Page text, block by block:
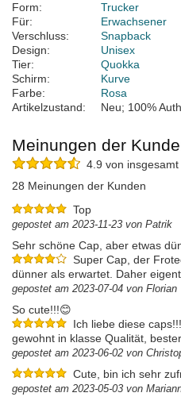
Form:
Trucker
Für:
Erwachsener
Verschluss:
Snapback
Design:
Unisex
Tier:
Quokka
Schirm:
Kurve
Farbe:
Rosa
Artikelzustand:
Neu; 100%
Meinungen der
4.9 von
28 Meinungen der Kunden
Top
gepostet am 2023-11-23 von Patrik
Sehr schöne Cap, aber etwas
Super Cap, der
dünner als erwartet. Daher
gepostet am 2023-07-04 von Florian
So cute!!!😊
Ich liebe diese
gewohnt in klasse Qualität,
gepostet am 2023-06-02 von
Cute, bin ich sehr
gepostet am 2023-05-03 von